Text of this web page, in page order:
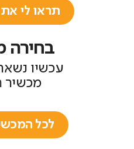
תראו לי
בחירה
עכשיו
מכשיר
לכל